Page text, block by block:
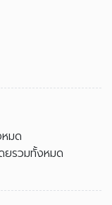
มด
ยรวมทั้งหมด